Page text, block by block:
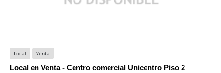
Local Venta
Local en Venta - Centro comercial Unicentro Piso 2